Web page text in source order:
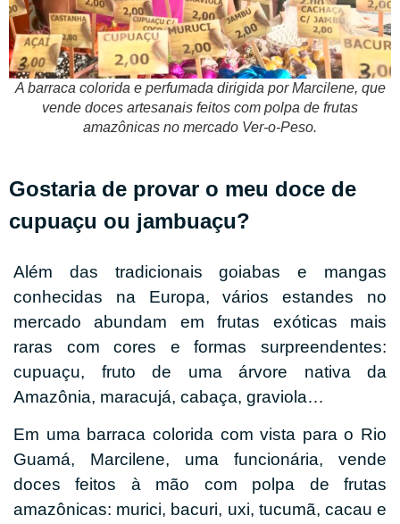
A barraca colorida e perfumada dirigida por Marcilene, que
vende doces artesanais feitos com polpa de frutas
amazônicas no mercado Ver-o-Peso.
Gostaria de provar o meu doce de
cupuaçu ou jambuaçu?
Além das tradicionais goiabas e mangas
conhecidas na Europa, vários estandes no
mercado abundam em frutas exóticas mais
raras com cores e formas surpreendentes:
cupuaçu, fruto de uma árvore nativa da
Amazônia, maracujá, cabaça, graviola…
Em uma barraca colorida com vista para o Rio
Guamá, Marcilene, uma funcionária, vende
doces feitos à mão com polpa de frutas
amazônicas: murici, bacuri, uxi, tucumã, cacau e